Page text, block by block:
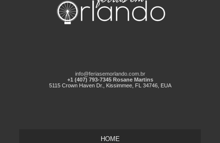
info@feriasemorlando.com.br
+1 (407) 793-7345 Rosane Martins
5115 Crown Haven Dr., Kissimmee, FL 34746, EUA
HOME